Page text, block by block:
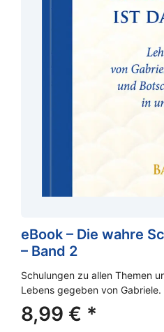
eBook – Die wahre
– Band 2
Schulungen zu allen Themen
Lebens gegeben von Gabriele.
8,99 € *